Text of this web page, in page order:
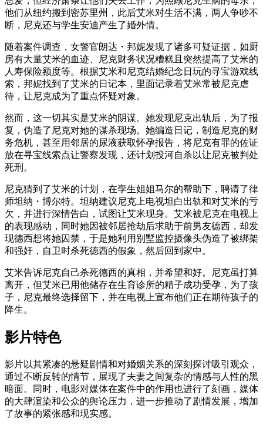
他们从纽约搬到密苏里州，此后艾米对生活不满，两人争吵不
断，尼克还与学生安迪产生了婚外情。
随着案件调查，女警官朗达・邦妮发现了诸多可疑证据，如厨
房有大量艾米的血迹、尼克财务状况糟糕且突然提高了艾米的
人寿保险额度等。根据艾米和尼克结婚纪念日玩的寻宝游戏线
索，邦妮找到了艾米的日记本，里面记录着艾米常被尼克虐
待，让尼克成为了重点怀疑对象。
然而，这一切其实是艾米的阴谋。她发现尼克出轨后，为了报
复，伪造了尼克对她的谋杀现场。她编造日记，制造尼克的财
务危机，甚至用邻居的尿液获取怀孕报告，将尼克有罪的佐证
放在寻宝线索点让警察发现，还计划投河自杀以让尼克被判处
死刑。
尼克猜到了艾米的计划，在孪生姐姐马尔的帮助下，聘请了律
师坦纳・博尔特。坦纳建议尼克上电视坦白出轨和对艾米的亏
欠，并进行深情告白，试图让艾米现身。艾米被尼克在电视上
的表现感动，同时她因被邻居抢劫后求助于前男友德西，却发
现德西想将她囚禁，于是她利用别墅监控摄像头伪造了被绑架
和强奸，自卫时杀死德西的假象，然后回到家中。
艾米告诉尼克自己杀死德西的真相，并希望和好。尼克虽打算
离开，但艾米已用他储存在生育诊所的精子成功受孕，为了孩
子，尼克最终选择留下，并在电视上宣布他们正在期待孩子的
降生。
影片特色
影片以其紧凑的悬疑剧情和对婚姻关系的深刻探讨吸引观众，
通过不断反转的情节，展现了夫妻之间复杂的情感与人性的黑
暗面。同时，电影对媒体在案件中的作用也进行了刻画，媒体
的大肆渲染和公众的舆论压力，进一步推动了剧情发展，增加
了故事的紧张感和现实感。